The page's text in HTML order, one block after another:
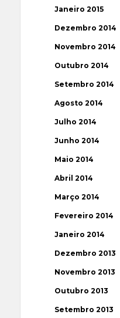
Janeiro 2015
Dezembro 2014
Novembro 2014
Outubro 2014
Setembro 2014
Agosto 2014
Julho 2014
Junho 2014
Maio 2014
Abril 2014
Março 2014
Fevereiro 2014
Janeiro 2014
Dezembro 2013
Novembro 2013
Outubro 2013
Setembro 2013